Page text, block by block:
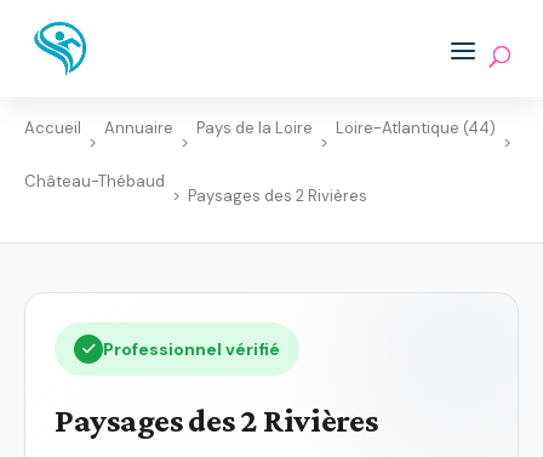
Accueil
>
Annuaire
>
Pays de la Loire
>
Loire-Atlantique (44)
>
Château-Thébaud
> Paysages des 2 Rivières
Professionnel vérifié
Paysages des 2 Rivières